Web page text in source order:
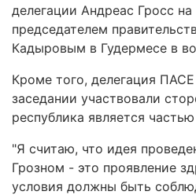
делегации Андреас Гросс на
председателем
Кадыровым в Гудермесе в
Кроме того, делегация
заседании участвовали
республика является
"Я считаю, что идея
Грозном - это проявление
условия должны быть